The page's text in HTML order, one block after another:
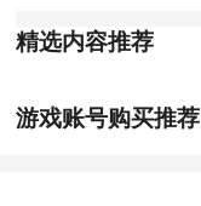
精选内容推荐
游戏账号购买推荐